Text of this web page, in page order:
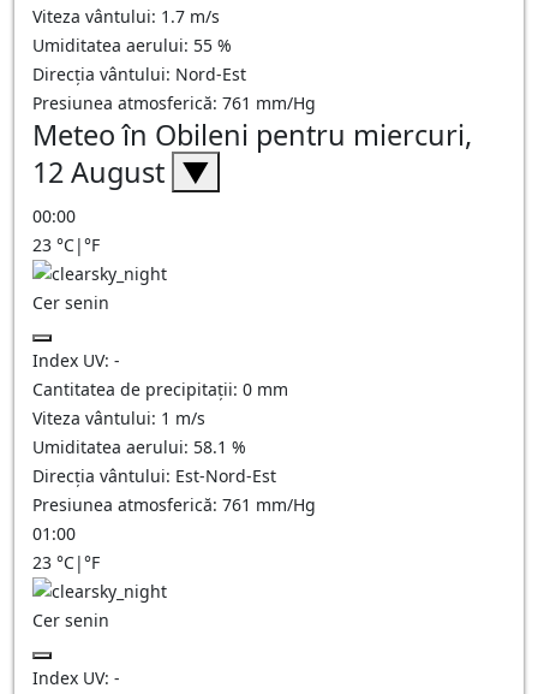
Viteza vântului: 1.7 m/s
Umiditatea aerului: 55 %
Direcția vântului: Nord-Est
Presiunea atmosferică: 761 mm/Hg
Meteo în Obileni pentru miercuri,
12 August ▼
00:00
23 °C|°F
Cer senin
Index UV: -
Cantitatea de precipitații: 0 mm
Viteza vântului: 1 m/s
Umiditatea aerului: 58.1 %
Direcția vântului: Est-Nord-Est
Presiunea atmosferică: 761 mm/Hg
01:00
23 °C|°F
Cer senin
Index UV: -